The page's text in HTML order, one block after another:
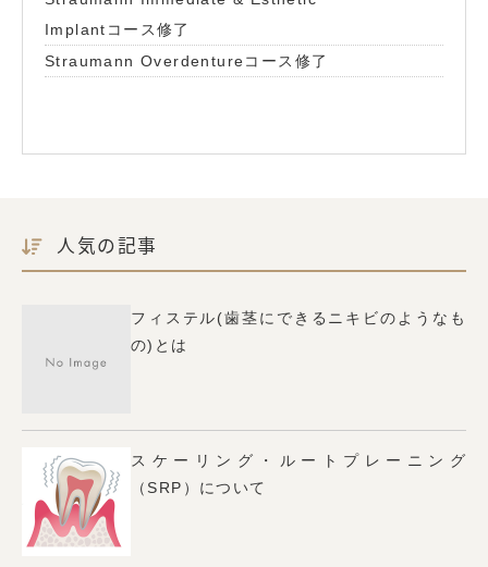
Implantコース修了
Straumann Overdentureコース修了
人気の記事
フィステル(歯茎にできるニキビのようなも
の)とは
スケーリング・ルートプレーニング
（SRP）について